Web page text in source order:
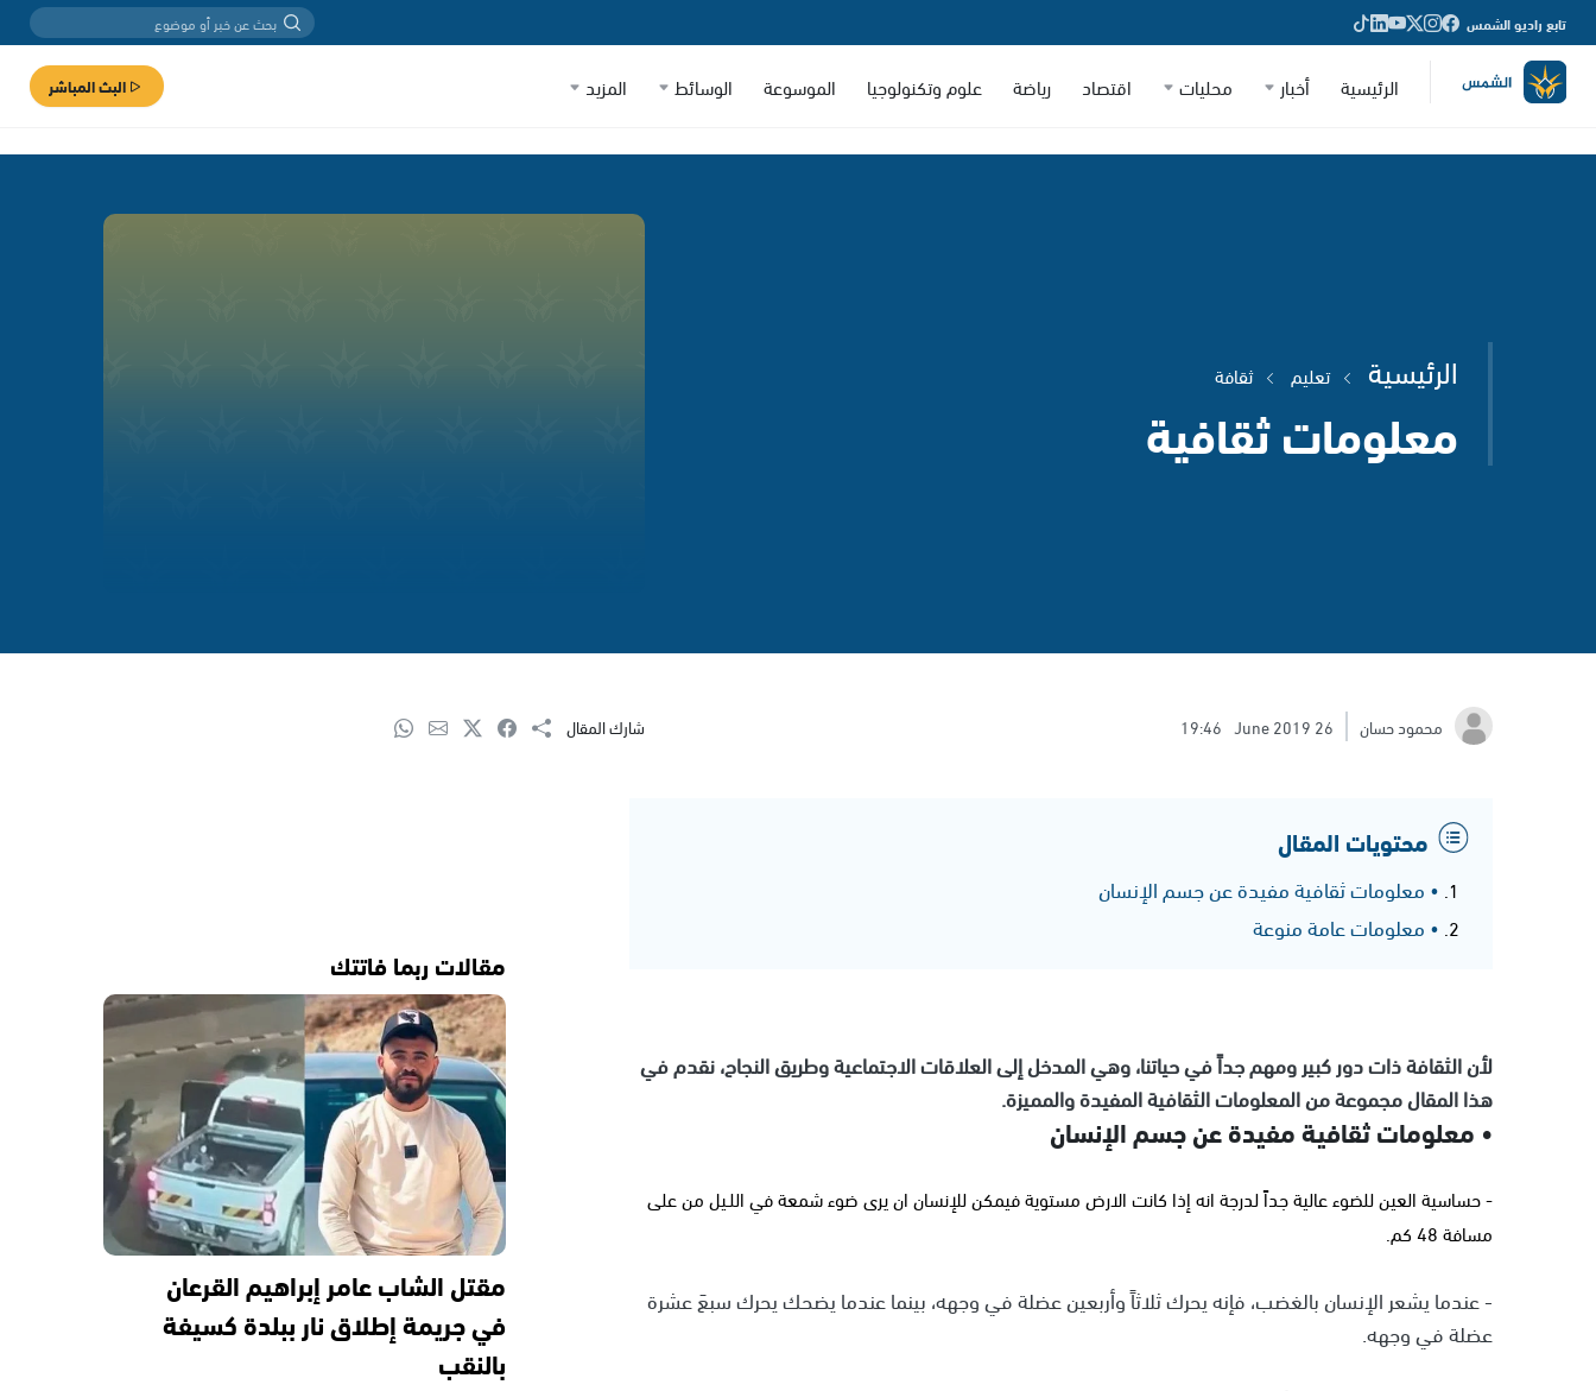
تابع راديو الشمس
الرئيسية أخبار محليات اقتصاد رياضة علوم وتكنولوجيا الموسوعة الوسائط المزيد البث المباشر
الرئيسية تعليم ثقافة
معلومات ثقافية
محمود حسان 26 June 2019
19:46 شارك المقال
محتويات المقال
• معلومات ثقافية مفيدة عن جسم الإنسان
• معلومات عامة منوعة
لأن الثقافة ذات دور كبير ومهم جداً في حياتنا، وهي المدخل إلى العلاقات الاجتماعية وطريق النجاح، نقدم في
هذا المقال مجموعة من المعلومات الثقافية المفيدة والمميزة.
• معلومات ثقافية مفيدة عن جسم الإنسان
- حساسية العين للضوء عالية جداً لدرجة انه إذا كانت الارض مستوية فيمكن للإنسان ان يرى ضوء شمعة في اللـيل من على
مسافة 48 كم.
- عندما يشعر الإنسان بالغضب، فإنه يحرك ثلاثاً وأربعين عضلة في وجهه، بينما عندما يضحك يحرك سبعَ عشرة
عضلة في وجهه.
مقالات ربما فاتتك
مقتل الشاب عامر إبراهيم القرعان
في جريمة إطلاق نار ببلدة كسيفة
بالنقب